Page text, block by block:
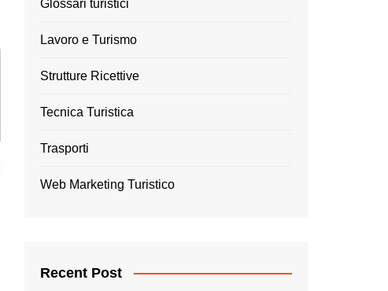
Glossari turistici
Lavoro e Turismo
Strutture Ricettive
Tecnica Turistica
Trasporti
Web Marketing Turistico
Recent Post